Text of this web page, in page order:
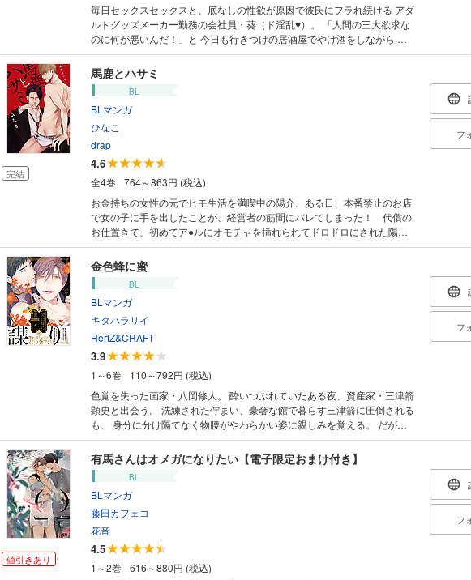
毎日セックスセックスと、底なしの性欲が原因で彼氏にフラれ続ける アダ
ルトグッズメーカー勤務の会社員・葵（ド淫乱♥）。 「人間の三大欲求な
のに何が悪いんだ！」と 今日も行きつけの居酒屋でやけ酒をしながら 出
会い系サイトで傷心の性欲を癒そうとするが、 いつの間にか寝落ちてしま
う。 起こしにきた店員・大学生の伊織（絶倫巨根♂）を寝ぼけて マッチン
グ相手だと思い込み、 えっちなお誘いをしてしまった葵が目を覚ますと、
目の前には昨日の店員と大量の使用済みゴム、 そして心地よい違和感に包
まれたお尻の穴。 出社後、酔っていて何も覚えていない葵に対し 「もの
すごい絶倫巨根だったりして」という同僚の言葉に 性欲全開でよだれをた
らしカラダで真相を確かめにいく葵だが、 まさに伊織の絶倫巨根っぷりに
圧倒されてしまう。 …これが、夢にまでみた無限♥イキ狂いってやつ
―――?!?!? 絶倫巨根 vs ド淫乱 !?!?!? イってイかされ乱れてハピネス★ 性
欲モンスターたちのハッピーどすけべライフ♥♥♥ ★単行本カバー下画像収
録★ 【電子限定で描き下ろしの１０ページ漫画が収録されています。】
完結
馬鹿とハサミ
BL
BLマンガ
ひなこ
drap
4.6
全4巻
764～863円 (税込)
お金持ちの女性の元でヒモ生活を満喫中の陽介。ある日、本番禁止のお店
で女の子に手を出したことが、経営者の筋間にバレてしまった！ 代償の
お仕置きで、初めてア●ルにオモチャを挿れられてドロドロにされた陽介
は、そのまま貞操帯まで付けられ散々な目に…。更には家まで追い出され
た陽介は筋間の元に向かい、「次はアンタが俺を飼え」と詰め寄り――!?
※「馬鹿とハサミ」電子版に初回限定小冊子は収録しておりません。
フ
金色蜂に蜜
BL
BLマンガ
キタハラリイ
HertZ&CRAFT
3.9
1～6巻
110～792円 (税込)
色覚を失った画家・八岡修人。 酔いつぶれていたある夜、資産家・三津箭
顕史と出会う。 洗練された佇まい、豪奢な館で暮らす三津箭に圧倒される
も、 身分に分け隔てなく物腰がやわらかい姿に親しみを覚える。 だが、
夜も深まる館、漏れ聞こえる声に誘われ見てしまう──彼の歪んだ性癖
を。 飼い犬×主人、危うい謀り合いの幕が上がる──！
フ
値引きあり
有馬さんはオメガになりたい【電子限定おまけ付き】
BL
BLマンガ
藤田カフェコ
花音
4.5
1～2巻
616～880円 (税込)
フ